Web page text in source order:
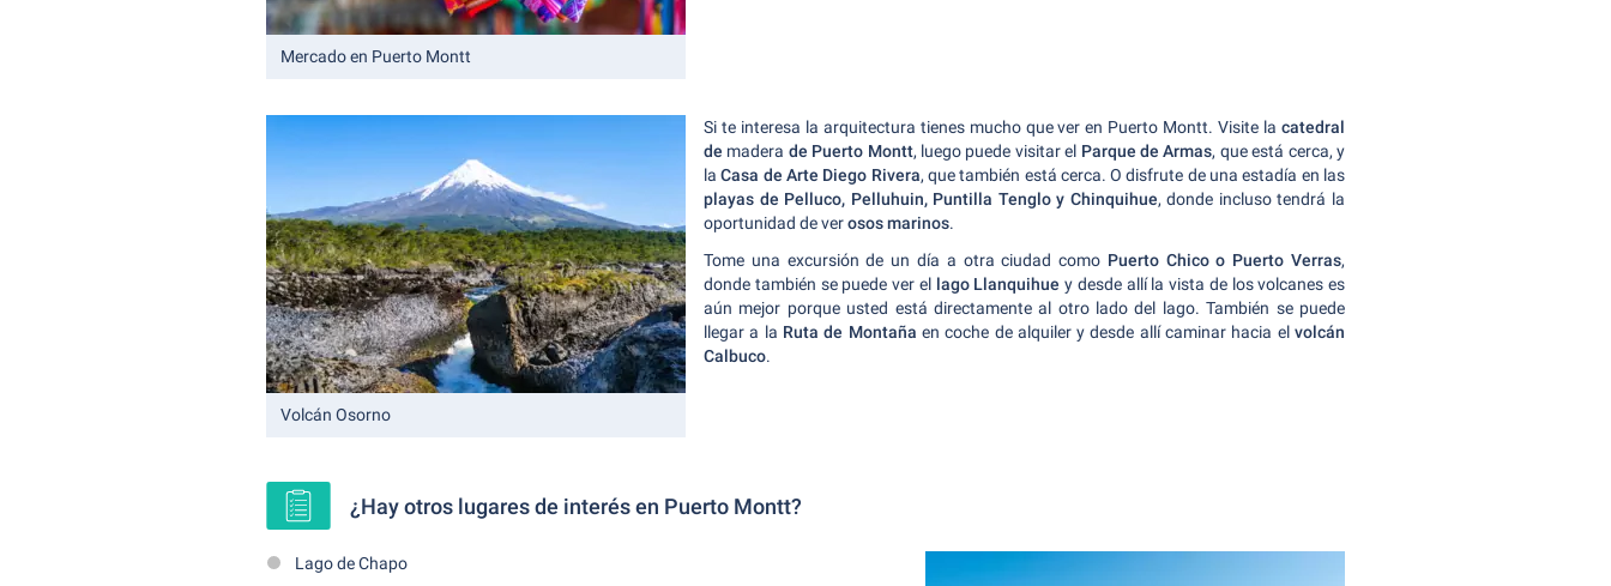
Mercado en Puerto Montt
Volcán Osorno
Si te interesa la arquitectura tienes mucho que ver en Puerto Montt. Visite la catedral
de madera de Puerto Montt, luego puede visitar el Parque de Armas, que está cerca, y
laCasa de Arte Diego Rivera, que también está cerca. O disfrute de una estadía en las
playas de Pelluco, Pelluhuin, Puntilla Tenglo y Chinquihue, donde incluso tendrá la
oportunidad de verosos marinos.
Tome una excursión de un día a otra ciudad como Puerto Chico o Puerto Verras,
donde también se puede ver el lago Llanquihue y desde allí la vista de los volcanes es
aún mejor porque usted está directamente al otro lado del lago. También se puede
llegar a la Ruta de Montaña en coche de alquiler y desde allí caminar hacia elvolcán
Calbuco.
¿Hay otros lugares de interés en Puerto Montt?
Lago de Chapo